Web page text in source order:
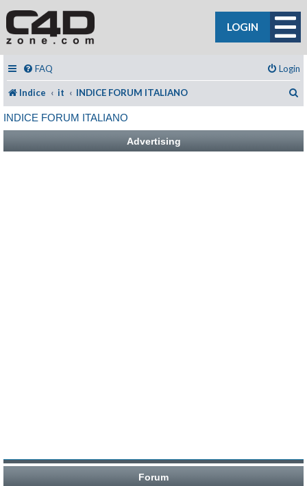
LOGIN
FAQ Login
Indice it INDICE FORUM ITALIANO
INDICE FORUM ITALIANO
Advertising
Forum